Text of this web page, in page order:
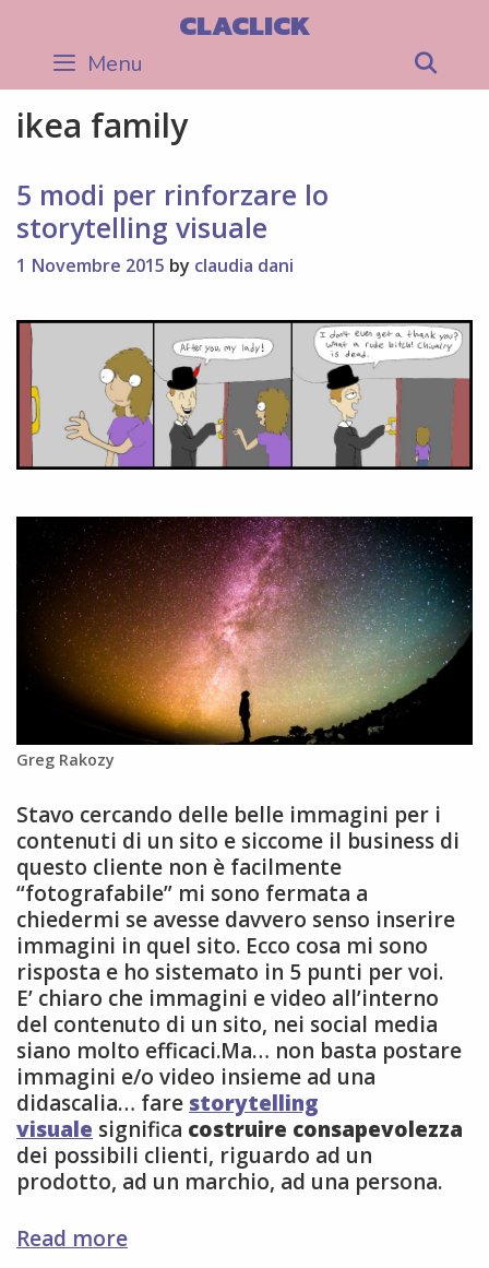
content
CLACLICK
Menu
ikea family
5 modi per rinforzare lo
storytelling visuale
1 Novembre 2015 by claudia dani
Greg Rakozy
Stavo cercando delle belle immagini per i
contenuti di un sito e siccome il business di
questo cliente non è facilmente
“fotografabile” mi sono fermata a
chiedermi se avesse davvero senso inserire
immagini in quel sito. Ecco cosa mi sono
risposta e ho sistemato in 5 punti per voi.
E’ chiaro che immagini e video all’interno
del contenuto di un sito, nei social media
siano molto efficaci.Ma… non basta postare
immagini e/o video insieme ad una
didascalia… fare storytelling
visuale significa costruire consapevolezza
dei possibili clienti, riguardo ad un
prodotto, ad un marchio, ad una persona.
Read more5